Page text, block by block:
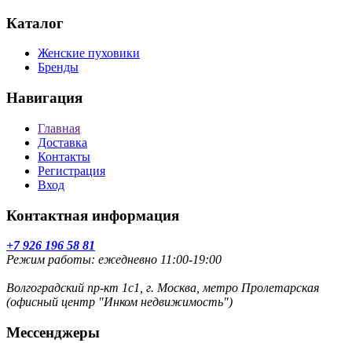
Каталог
Женские пуховики
Бренды
Навигация
Главная
Доставка
Контакты
Регистрация
Вход
Контактная информация
+7 926 196 58 81
Режим работы: ежедневно 11:00-19:00
Волгоградский пр-кт 1с1, г. Москва, метро Пролетарская
(офисный центр "Инком недвижимость")
Мессенджеры